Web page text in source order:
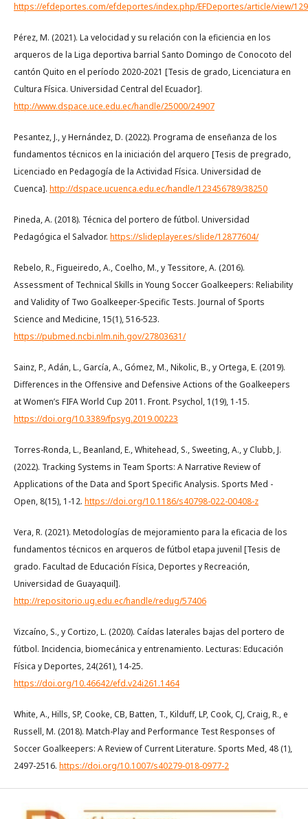
https://efdeportes.com/efdeportes/index.php/EFDeportes/article/view/
Pérez, M. (2021). La velocidad y su relación con la eficiencia en los
arqueros de la Liga deportiva barrial Santo Domingo de Conocoto del
cantón Quito en el período 2020-2021 [Tesis de grado, Licenciatura en
Cultura Física. Universidad Central del Ecuador].
http://www.dspace.uce.edu.ec/handle/25000/24907
Pesantez, J., y Hernández, D. (2022). Programa de enseñanza de los
fundamentos técnicos en la iniciación del arquero [Tesis de pregrado,
Licenciado en Pedagogía de la Actividad Física. Universidad de
Cuenca]. http://dspace.ucuenca.edu.ec/handle/123456789/38250
Pineda, A. (2018). Técnica del portero de fútbol. Universidad
Pedagógica el Salvador. https://slideplayer.es/slide/12877604/
Rebelo, R., Figueiredo, A., Coelho, M., y Tessitore, A. (2016).
Assessment of Technical Skills in Young Soccer Goalkeepers: Reliability
and Validity of Two Goalkeeper-Specific Tests. Journal of Sports
Science and Medicine, 15(1), 516-523.
https://pubmed.ncbi.nlm.nih.gov/27803631/
Sainz, P., Adán, L., García, A., Gómez, M., Nikolic, B., y Ortega, E. (2019).
Differences in the Offensive and Defensive Actions of the Goalkeepers
at Women’s FIFA World Cup 2011. Front. Psychol, 1(19), 1-15.
https://doi.org/10.3389/fpsyg.2019.00223
Torres-Ronda, L., Beanland, E., Whitehead, S., Sweeting, A., y Clubb, J.
(2022). Tracking Systems in Team Sports: A Narrative Review of
Applications of the Data and Sport Specific Analysis. Sports Med -
Open, 8(15), 1-12. https://doi.org/10.1186/s40798-022-00408-z
Vera, R. (2021). Metodologías de mejoramiento para la eficacia de los
fundamentos técnicos en arqueros de fútbol etapa juvenil [Tesis de
grado. Facultad de Educación Física, Deportes y Recreación,
Universidad de Guayaquil].
http://repositorio.ug.edu.ec/handle/redug/57406
Vizcaíno, S., y Cortizo, L. (2020). Caídas laterales bajas del portero de
fútbol. Incidencia, biomecánica y entrenamiento. Lecturas: Educación
Física y Deportes, 24(261), 14-25.
https://doi.org/10.46642/efd.v24i261.1464
White, A., Hills, SP, Cooke, CB, Batten, T., Kilduff, LP, Cook, CJ, Craig, R., e
Russell, M. (2018). Match-Play and Performance Test Responses of
Soccer Goalkeepers: A Review of Current Literature. Sports Med, 48 (1),
2497-2516. https://doi.org/10.1007/s40279-018-0977-2